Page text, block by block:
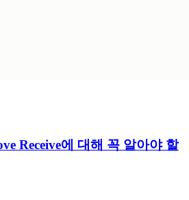
Receive에 대해 꼭 알아야 할